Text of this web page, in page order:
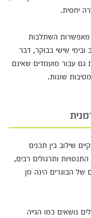
יחסית.
מאפשרות השתלבות
שישי בבוקר, דבר
עבור מועמדים שאינם
שונות.
שילוב בין תכנים
התנסויות ותרגולים רבים,
של הבוגרים הינה מן
נושאים כמו הגייה